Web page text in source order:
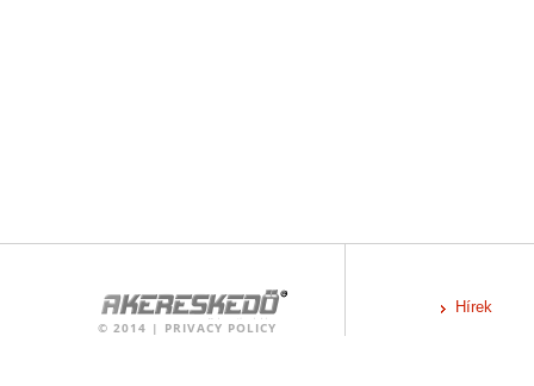
© 2014 | PRIVACY POLICY
Hírek